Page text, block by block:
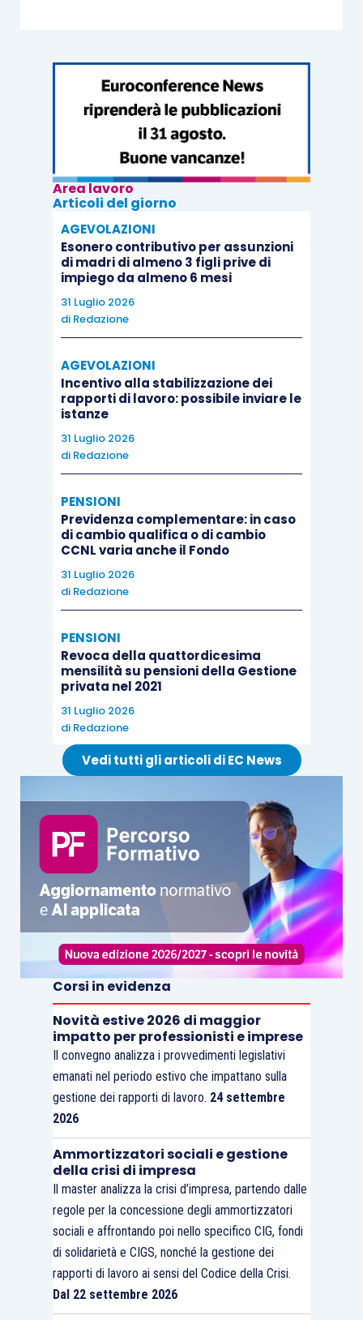
Area lavoro
Articoli del giorno
AGEVOLAZIONI
Esonero contributivo per assunzioni
di madri di almeno 3 figli prive di
impiego da almeno 6 mesi
31 Luglio 2026
di Redazione
AGEVOLAZIONI
Incentivo alla stabilizzazione dei
rapporti di lavoro: possibile inviare le
istanze
31 Luglio 2026
di Redazione
PENSIONI
Previdenza complementare: in caso
di cambio qualifica o di cambio
CCNL varia anche il Fondo
31 Luglio 2026
di Redazione
PENSIONI
Revoca della quattordicesima
mensilità su pensioni della Gestione
privata nel 2021
31 Luglio 2026
di Redazione
Vedi tutti gli articoli di EC News
Corsi in evidenza
Novità estive 2026 di maggior
impatto per professionisti e imprese
Il convegno analizza i provvedimenti legislativi
emanati nel periodo estivo che impattano sulla
gestione dei rapporti di lavoro. 24 settembre
2026
Ammortizzatori sociali e gestione
della crisi di impresa
Il master analizza la crisi d’impresa, partendo dalle
regole per la concessione degli ammortizzatori
sociali e affrontando poi nello specifico CIG, fondi
di solidarietà e CIGS, nonché la gestione dei
rapporti di lavoro ai sensi del Codice della Crisi.
Dal 22 settembre 2026